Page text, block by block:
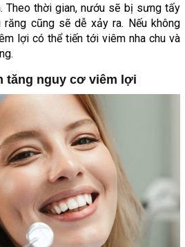
Theo thời gian, nướu sẽ bị sưng tấy
răng cũng sẽ dễ xảy ra. Nếu không
lợi có thể tiến tới viêm nha chu và
tăng nguy cơ viêm lợi